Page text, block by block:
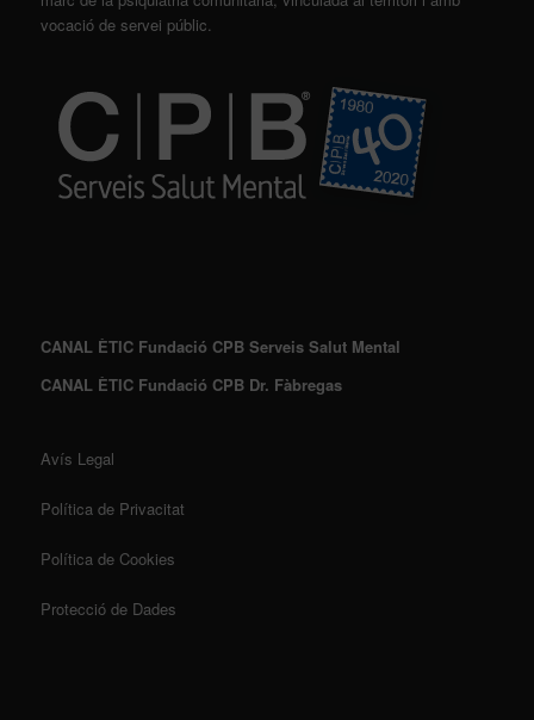
vocació de servei públic.
CANAL ÈTIC Fundació CPB Serveis Salut Mental
CANAL ÈTIC Fundació CPB Dr. Fàbregas
Avís Legal
Política de Privacitat
Política de Cookies
Protecció de Dades